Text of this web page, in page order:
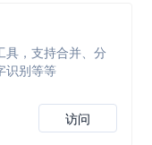
具，支持合并、分
识别等等
访问